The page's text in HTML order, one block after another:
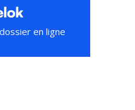
en ligne